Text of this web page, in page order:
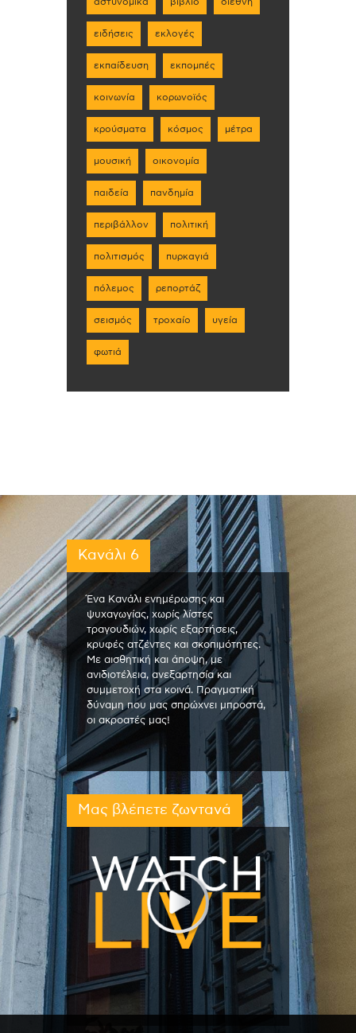
αστυνομικά βιβλίο διεθνή
ειδήσεις εκλογές
εκπαίδευση εκπομπές
κοινωνία κορωνοϊός
κρούσματα κόσμος μέτρα
μουσική οικονομία
παιδεία πανδημία
περιβάλλον πολιτική
πολιτισμός πυρκαγιά
πόλεμος ρεπορτάζ
σεισμός τροχαίο υγεία
φωτιά
Κανάλι 6
Ένα Κανάλι ενημέρωσης και
ψυχαγωγίας, χωρίς λίστες
τραγουδιών, χωρίς εξαρτήσεις,
κρυφές ατζέντες και σκοπιμότητες.
Με αισθητική και άποψη, με
ανιδιοτέλεια, ανεξαρτησία και
συμμετοχή στα κοινά. Πραγματική
δύναμη που μας σπρώχνει μπροστά,
οι ακροατές μας!
Μας βλέπετε ζωντανά